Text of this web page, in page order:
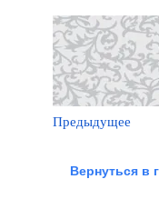
Предыдущее
Вернуться в